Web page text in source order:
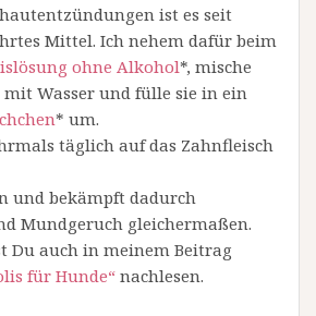
ist es seit
Mittel. Ich nehem dafür beim
ohne Alkohol*, mische
mit Wasser und fülle sie in ein
* um.
täglich auf das Zahnfleisch
und bekämpft dadurch
Mundgeruch gleichermaßen.
Du auch in meinem Beitrag
für Hunde“ nachlesen.